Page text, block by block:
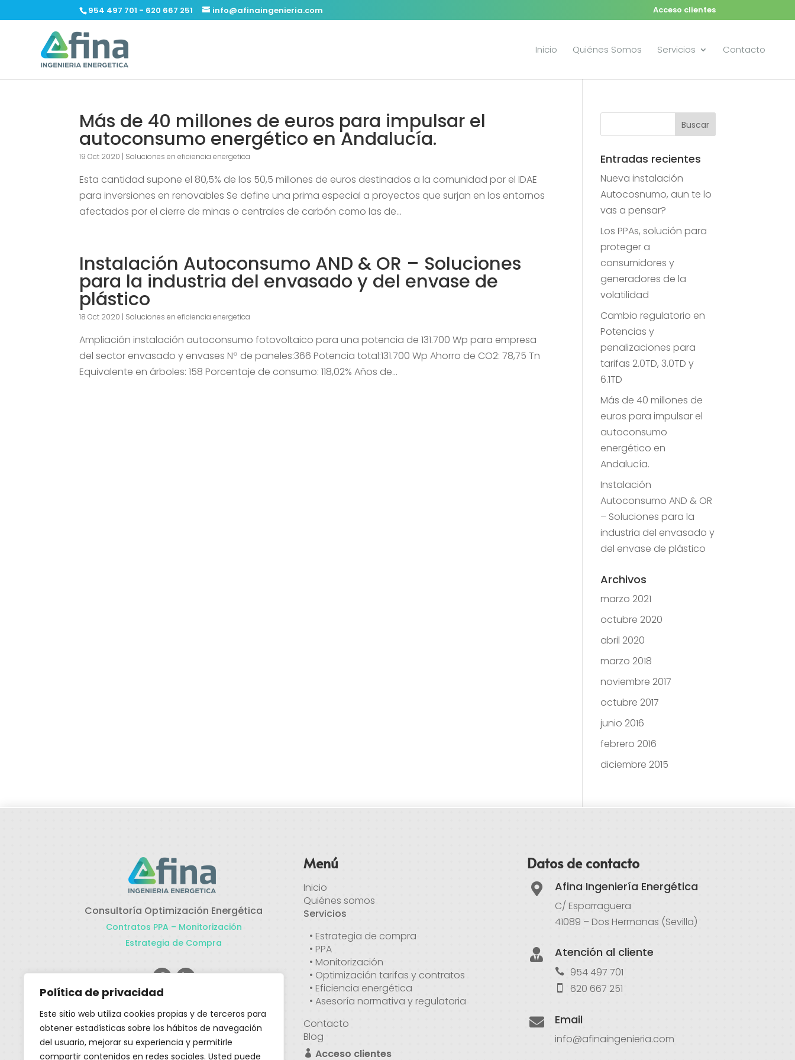
Política de privacidad
Este sitio web utiliza cookies propias y de terceros para
obtener estadísticas sobre los hábitos de navegación
del usuario, mejorar su experiencia y permitirle
compartir contenidos en redes sociales. Usted puede
954 497 701 - 620 667 251 info@afinaingenieria.com Acceso clientes
Inicio Quiénes Somos Servicios Contacto
Más de 40 millones de euros para impulsar el
autoconsumo energético en Andalucía.
19 Oct 2020 | Soluciones en eficiencia energetica
Esta cantidad supone el 80,5% de los 50,5 millones de euros destinados a la comunidad por el IDAE
para inversiones en renovables Se define una prima especial a proyectos que surjan en los entornos
afectados por el cierre de minas o centrales de carbón como las de...
Instalación Autoconsumo AND & OR – Soluciones
para la industria del envasado y del envase de
plástico
18 Oct 2020 | Soluciones en eficiencia energetica
Ampliación instalación autoconsumo fotovoltaico para una potencia de 131.700 Wp para empresa
del sector envasado y envases Nº de paneles:366 Potencia total:131.700 Wp Ahorro de CO2: 78,75 Tn
Equivalente en árboles: 158 Porcentaje de consumo: 118,02% Años de...
Entradas recientes
Nueva instalación
Autocosnumo, aun te lo
vas a pensar?
Los PPAs, solución para
proteger a
consumidores y
generadores de la
volatilidad
Cambio regulatorio en
Potencias y
penalizaciones para
tarifas 2.0TD, 3.0TD y
6.1TD
Más de 40 millones de
euros para impulsar el
autoconsumo
energético en
Andalucía.
Instalación
Autoconsumo AND & OR
– Soluciones para la
industria del envasado y
del envase de plástico
Archivos
marzo 2021
octubre 2020
abril 2020
marzo 2018
noviembre 2017
octubre 2017
junio 2016
febrero 2016
diciembre 2015
Consultoría Optimización Energética
Contratos PPA – Monitorización
Estrategia de Compra
Actualidad
Nueva instalación
Menú
Inicio
Quiénes somos
Servicios
• Estrategia de compra
• PPA
• Monitorización
• Optimización tarifas y contratos
• Eficiencia energética
• Asesoría normativa y regulatoria
Contacto
Blog
Acceso clientes
Datos de contacto
 Afina Ingeniería Energética
C/ Esparraguera
41089 – Dos Hermanas (Sevilla)
 Atención al cliente
954 497 701
620 667 251
 Email
info@afinaingenieria.com